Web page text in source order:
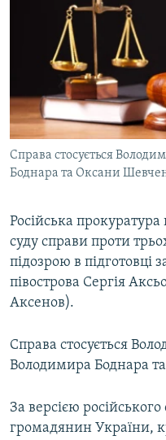
СПЕЦПРОЕКТИ
ДЕПОРТАЦІЯ
ВІДЕОУРОКИ «ELIFBE»
СВІДЧЕННЯ ОКУПАЦІЇ
УКРАЇНСЬКА ПРОБЛЕМА
ІНФОГРАФІКА
ЯК ОБІЙТИ БЛОКУВАННЯ
Русский
Qırımtatar
ДОЛУЧАЙСЯ!
Усі сайти RFE/RL
Справа стосується
Боднара та Оксани
Російська
суду справи проти
підозрою в підготовці
півострова Сергія
Аксенов).
Справа стосується
Володимира Боднара
За версією
громадянин України,